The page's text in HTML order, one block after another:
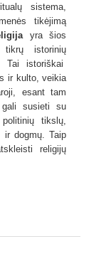
sistema,
tikėjimą
yra šios
istorinių
Tai istoriškai
ir kulto, veikia
esant tam
gali susieti su
tikslų,
dogmų. Taip
religijų